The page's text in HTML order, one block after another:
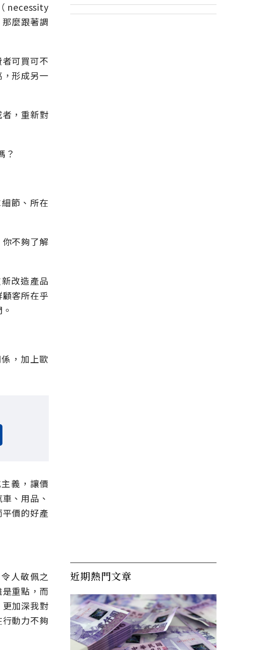
麼跟著調
可買可不
形成另一
，重新對
？
節、所在
不夠了解
改造產品
客所在乎
，加上歐
義，讓價
、用品、
價的好產
人敬佩之
重點，而
加深我對
動力不夠
近期熱門文章